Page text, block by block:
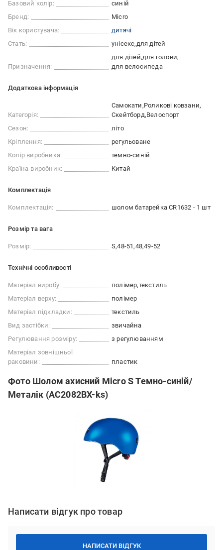
Базовий колір:
синій
Бренд:
Micro
Вік користувача:
дитячі
Стать:
унісекс для дітей
Призначення:
для дітей для голови
для велосипеда
Додаткова інформація
Категорія:
Самокати Роликові ковзани
Скейтборд Велоспорт
Сезон:
літо
Кріплення:
регульоване
Колір виробника:
темно-синій
Країна-виробник:
Китай
Комплектація
Комплектація: шолом батарейка CR1632 - 1 шт
Розмір та вага
Розмір: S 48-51 48 49-52
Технічні особливості
Матеріал виробу: полімер текстиль
Матеріал верху:
полімер
Матеріал підкладки:
текстиль
Вид застібки:
звичайна
Регулювання розміру:
з регулюванням
Матеріал зовнішньої
раковини:
пластик
Фото Шолом ахисний Micro S Темно-синій/
Металік (AC2082BX-ks)
Написати відгук про товар
НАПИСАТИ ВІДГУК